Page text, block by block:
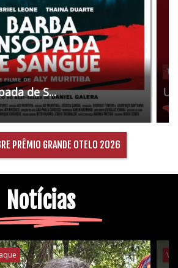
de S...
PRÊMIO GRANDE OTELO 2026
Notícias